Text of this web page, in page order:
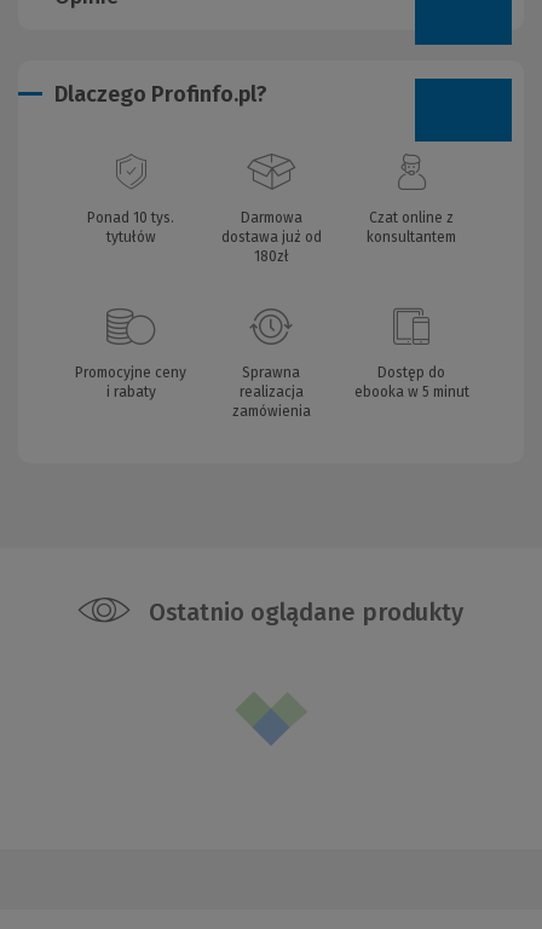
Dlaczego Profinfo.pl?
Ponad 10 tys.
tytułów
Darmowa
dostawa już od
180zł
Czat online z
konsultantem
Promocyjne ceny
i rabaty
Sprawna
realizacja
zamówienia
Dostęp do
ebooka w 5 minut
Ostatnio oglądane produkty